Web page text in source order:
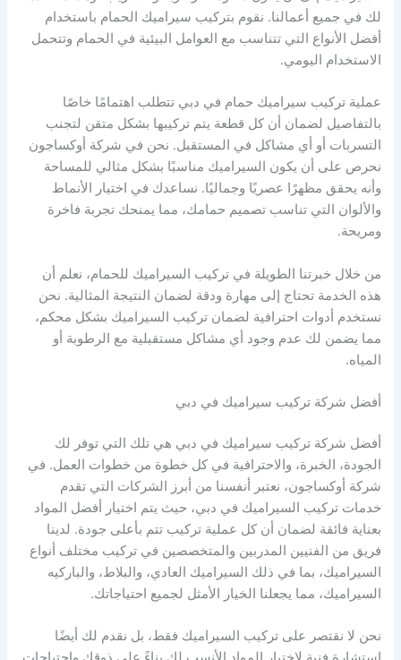
لك في جميع أعمالنا. نقوم بتركيب سيراميك الحمام باستخدام
أفضل الأنواع التي تتناسب مع العوامل البيئية في الحمام وتتحمل
الاستخدام اليومي.
عملية تركيب سيراميك حمام في دبي تتطلب اهتمامًا خاصًا
بالتفاصيل لضمان أن كل قطعة يتم تركيبها بشكل متقن لتجنب
التسربات أو أي مشاكل في المستقبل. نحن في شركة أوكساجون
نحرص على أن يكون السيراميك مناسبًا بشكل مثالي للمساحة
وأنه يحقق مظهرًا عصريًا وجماليًا. نساعدك في اختيار الأنماط
والألوان التي تناسب تصميم حمامك، مما يمنحك تجربة فاخرة
ومريحة.
من خلال خبرتنا الطويلة في تركيب السيراميك للحمام، نعلم أن
هذه الخدمة تحتاج إلى مهارة ودقة لضمان النتيجة المثالية. نحن
نستخدم أدوات احترافية لضمان تركيب السيراميك بشكل محكم،
مما يضمن لك عدم وجود أي مشاكل مستقبلية مع الرطوبة أو
المياه.
أفضل شركة تركيب سيراميك في دبي
أفضل شركة تركيب سيراميك في دبي هي تلك التي توفر لك
الجودة، الخبرة، والاحترافية في كل خطوة من خطوات العمل. في
شركة أوكساجون، نعتبر أنفسنا من أبرز الشركات التي تقدم
خدمات تركيب السيراميك في دبي، حيث يتم اختيار أفضل المواد
بعناية فائقة لضمان أن كل عملية تركيب تتم بأعلى جودة. لدينا
فريق من الفنيين المدربين والمتخصصين في تركيب مختلف أنواع
السيراميك، بما في ذلك السيراميك العادي، والبلاط، والباركيه
السيراميك، مما يجعلنا الخيار الأمثل لجميع احتياجاتك.
نحن لا نقتصر على تركيب السيراميك فقط، بل نقدم لك أيضًا